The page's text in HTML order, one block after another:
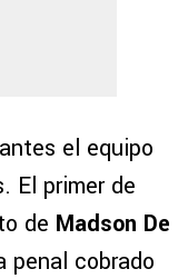
el equipo
El primer de
de Madson De
penal cobrado